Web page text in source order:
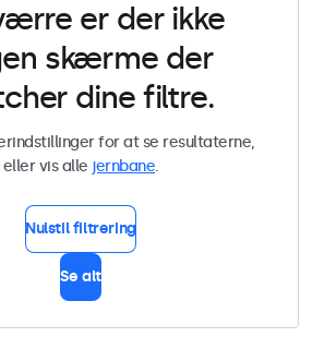
er der ikke
skærme der
dine filtre.
for at se resultaterne,
eller vis alle jernbane.
Nulstil filtrering
Se alt